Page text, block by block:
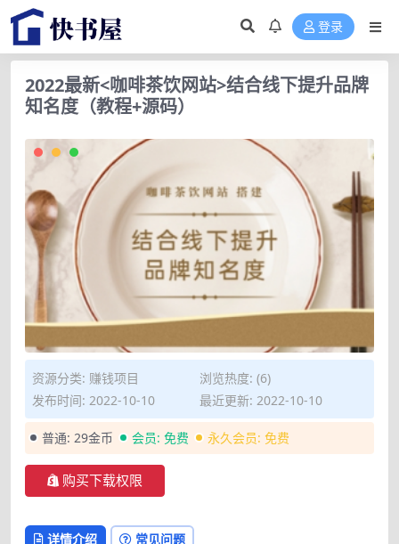
登录
2022最新<咖啡茶饮网站>结合线下提升品牌
知名度（教程+源码）
资源分类: 赚钱项目
浏览热度: (6)
发布时间: 2022-10-10
最近更新: 2022-10-10
普通: 29金币 会员: 免费 永久会员: 免费
购买下载权限
详情介绍 常见问题